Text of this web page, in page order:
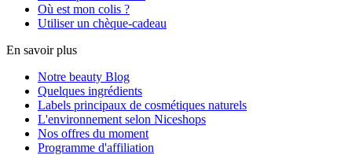
Où est mon colis ?
Utiliser un chèque-cadeau
En savoir plus
Notre beauty Blog
Quelques ingrédients
Labels principaux de cosmétiques naturels
L'environnement selon Niceshops
Nos offres du moment
Programme d'affiliation